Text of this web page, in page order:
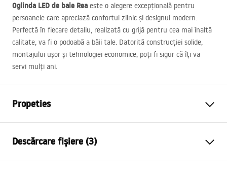
Oglinda LED de baie Rea este o alegere excepțională pentru
persoanele care apreciază confortul zilnic și designul modern.
Perfectă în fiecare detaliu, realizată cu grijă pentru cea mai înaltă
calitate, va fi o podoabă a băii tale. Datorită construcției solide,
montajului ușor și tehnologiei economice, poți fi sigur că îți va
servi mulți ani.
Propeties
Latime
Adâncime
20mm
Descărcare fișiere (3)